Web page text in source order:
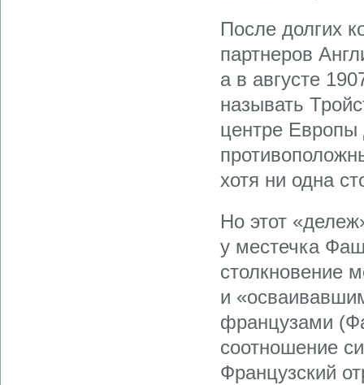
После долгих
партнеров
а в августе
называть
центре Европы
хотя ни одна
Но этот
у местечка
столкновение
и
французами
соотношение
Французский